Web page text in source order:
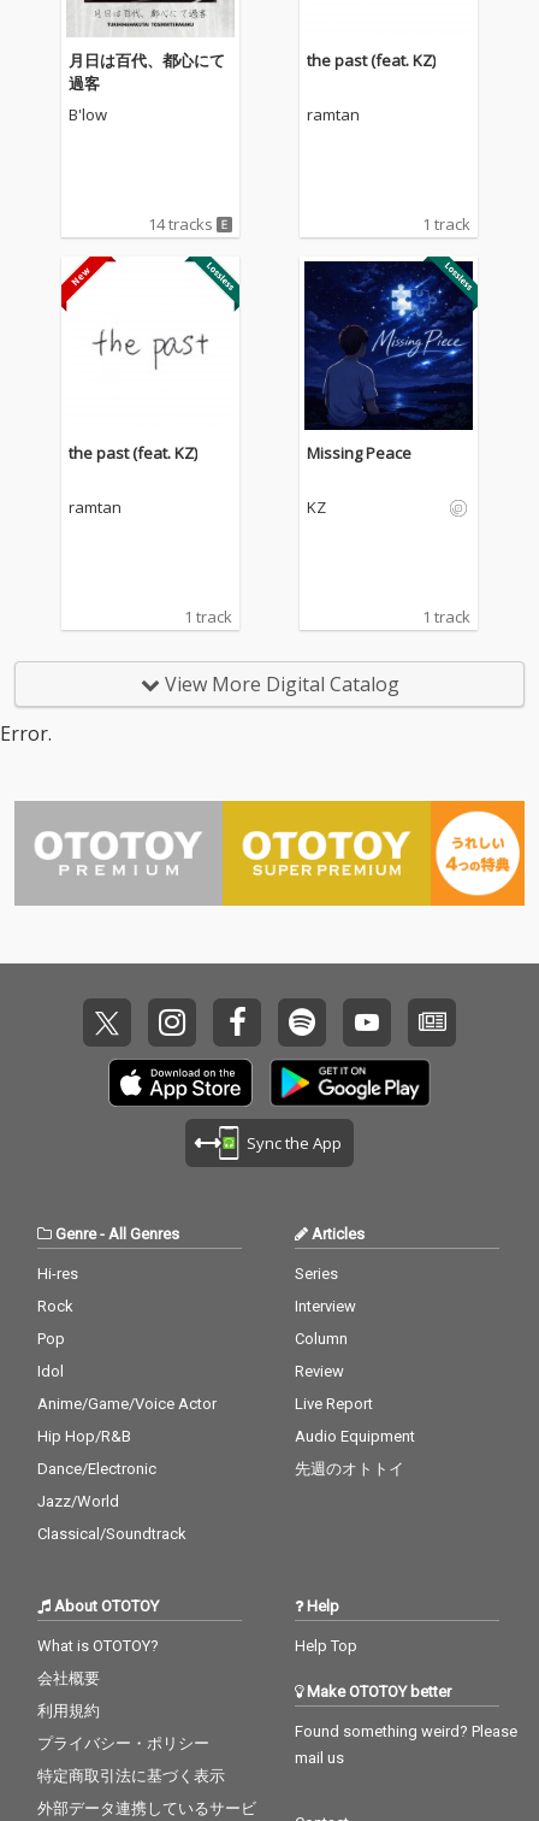
月日は百代、都心にて
過客
B'low
14 tracks
the past (feat. KZ)
ramtan
1 track
the past (feat. KZ)
ramtan
1 track
Missing Peace
KZ
1 track
View More Digital Catalog
Error.
Sync the App
Genre- All Genres
Hi-res
Rock
Pop
Idol
Anime/Game/Voice Actor
Hip Hop/R&B
Dance/Electronic
Jazz/World
Classical/Soundtrack
Articles
Series
Interview
Column
Review
Live Report
Audio Equipment
先週のオトトイ
About OTOTOY
What is OTOTOY?
会社概要
利用規約
プライバシー・ポリシー
特定商取引法に基づく表示
外部データ連携しているサービ
Help
Help Top
Make OTOTOY better
Found something weird? Please
mail us